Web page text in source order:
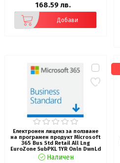
168.59 лв.
Добави
Електронен лиценз за ползване
на програмен продукт Microsoft
365 Bus Std Retail All Lng
EuroZone SubPKL 1YR Onln DwnLd
NR
Наличен